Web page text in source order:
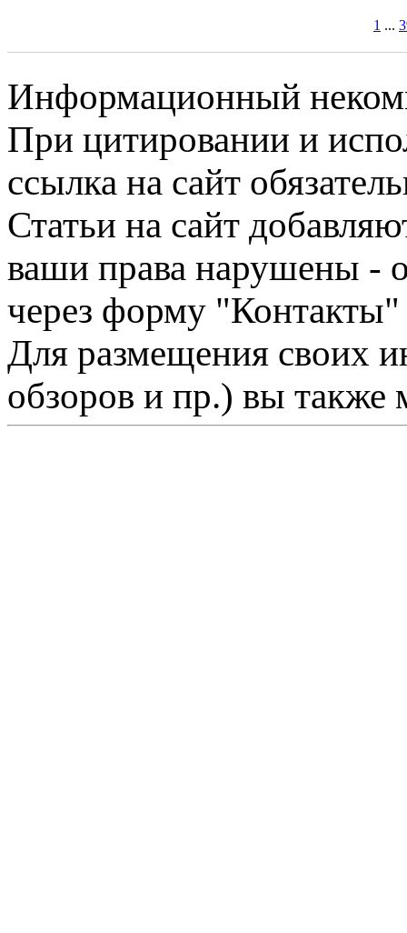
1 ...
Информационный
При цитировании и
ссылка на сайт
Статьи на сайт
ваши права нарушены -
через форму "Контакты"
Для размещения своих
обзоров и пр.) вы также